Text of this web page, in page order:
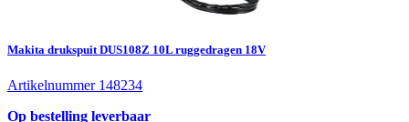
Makita drukspuit DUS108Z 10L ruggedragen 18V
Artikelnummer 148234
Op bestelling leverbaar